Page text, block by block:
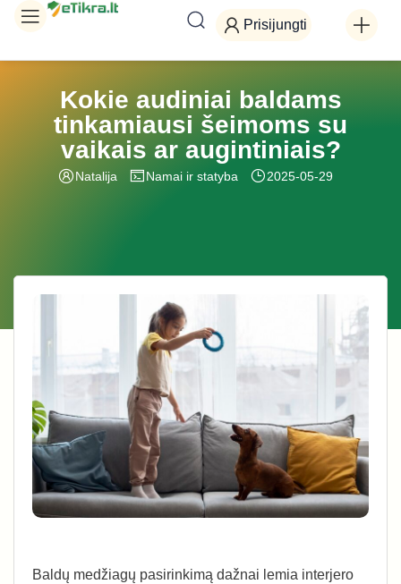
Prisijungti
Kokie audiniai baldams
tinkamiausi šeimoms su
vaikais ar augintiniais?
Natalija Namai ir statyba 2025-05-29
Baldų medžiagų pasirinkimą dažnai lemia interjero